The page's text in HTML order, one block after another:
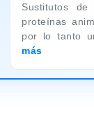
Sustitutos
proteínas
por lo tanto
más